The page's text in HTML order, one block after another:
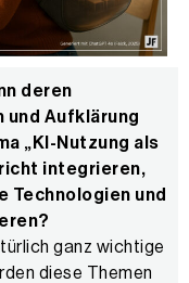
deren
und Aufklärung
„KI-Nutzung als
integrieren,
Technologien und
ganz wichtige
diese Themen